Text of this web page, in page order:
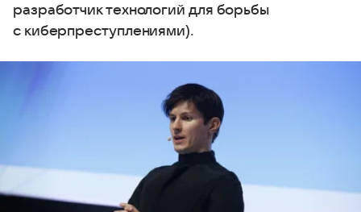
разработчик технологий для борьбы
с киберпреступлениями).